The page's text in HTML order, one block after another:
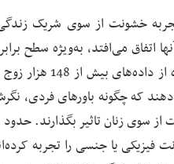
اتفاق می‌افتد، به‌ویژه سطح
که چگونه باورهای فردی،
فیزیکی یا جنسی را تجربه